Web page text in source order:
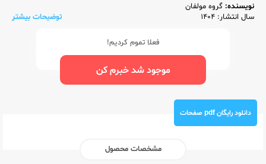
نویسنده: گروه مولفان
سال انتشار: 1404
توضیحات بیشتر
فعلا تموم کردیم!
موجود شد خبرم کن
دانلود رایگان pdf صفحات
مشخصات محصول